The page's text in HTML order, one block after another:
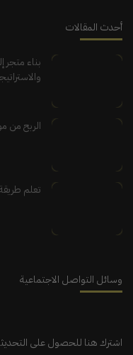
أحدث المقالات
بناء متجر
الربح
تعلم
وسائل التواصل الاجتماعية
اشترك هنا للحصول على